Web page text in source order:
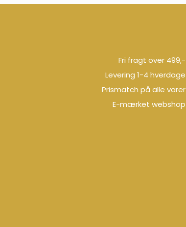
Fri fragt over 499,-
Levering 1-4 hverdage
Prismatch på alle varer
E-mærket webshop